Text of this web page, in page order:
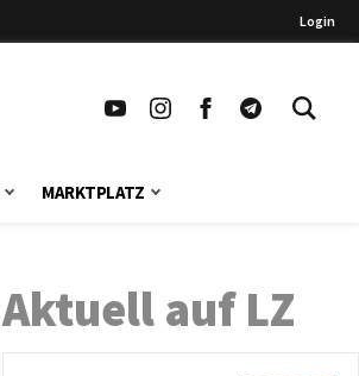
Login
MARKTPLATZ
Aktuell auf LZ